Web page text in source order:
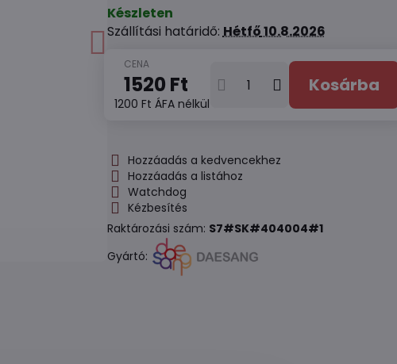
Készleten
Szállítási határidő:Hétfő10.8.2026
1520 Ft
1200 Ft ÁFA nélkül
Kosárba
Hozzáadás a kedvencekhez
Hozzáadás a listához
Watchdog
Kézbesítés
Raktározási szám: S7#SK#404004#1
Gyártó: